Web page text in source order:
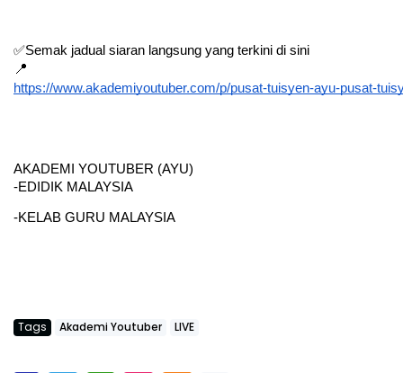
✅Semak jadual siaran langsung yang terkini di sini
📍
https://www.akademiyoutuber.com/p/pusat-tuisyen-ayu-pusat-
AKADEMI YOUTUBER (AYU)
-EDIDIK MALAYSIA
-KELAB GURU MALAYSIA
Tags Akademi Youtuber LIVE